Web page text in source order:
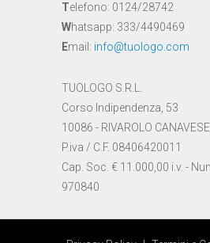
Telefono: 0124/28742
Whatsapp: 333/4490469
Email: info@tuologo.com
TUOLOGO S.R.L.
Corso Indipendenza, 53
10086 - RIVAROLO
P.iva / C.F. 08406420011
Cap. Soc. € 11.000,00 i.v. -
970840